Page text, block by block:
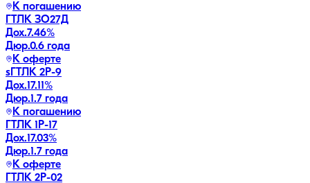
К погашению
ГТЛК ЗО27Д
Дох.7.46%
Дюр.0.6 года
К оферте
sГТЛК 2P-9
Дох.17.11%
Дюр.1.7 года
К погашению
ГТЛК 1P-17
Дох.17.03%
Дюр.1.7 года
К оферте
ГТЛК 2P-02